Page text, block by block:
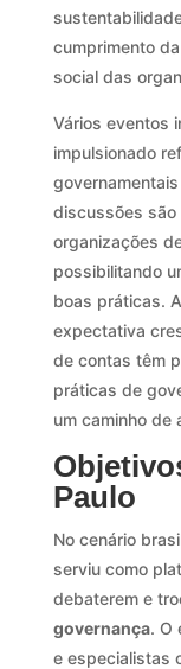
cumprimento
social das
Vários eventos
impulsionado
discussões são
organizações
possibilitando
boas práticas.
expectativa
de contas têm
práticas de
um caminho de
Paulo
No cenário
serviu como
debaterem e
governança. O
e especialistas